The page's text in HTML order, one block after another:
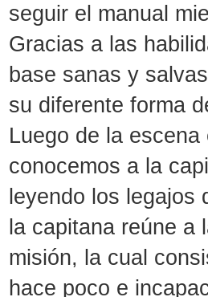
seguir el manual
Gracias a las
base sanas y
su diferente forma
Luego de la
conocemos a la
leyendo los legajos
la capitana reúne a
misión, la cual
hace poco e